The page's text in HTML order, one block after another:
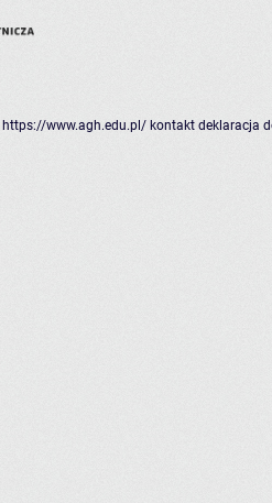
https://www.agh.edu.pl/ kontakt deklaracja